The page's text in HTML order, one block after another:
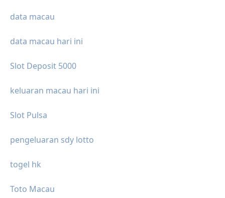
data macau
data macau hari ini
Slot Deposit 5000
keluaran macau hari ini
Slot Pulsa
pengeluaran sdy lotto
togel hk
Toto Macau